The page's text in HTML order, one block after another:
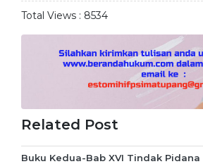
Total Views : 8534
Related Post
Buku Kedua-Bab XVI Tindak